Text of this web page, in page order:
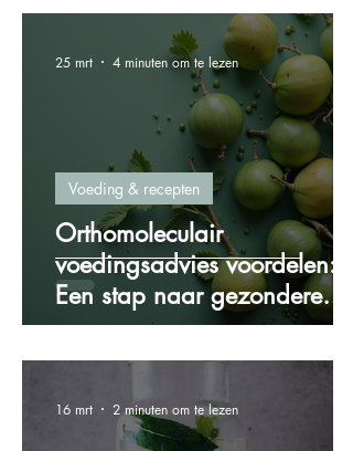
Orthomoleculair
voedingsadvies voordelen:
Een stap naar gezondere
voeding
Voeding & recepten
25 mrt 4 minuten om te lezen
16 mrt 2 minuten om te lezen